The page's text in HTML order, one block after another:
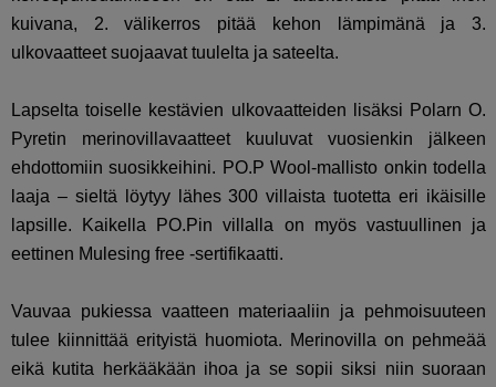
kuivana, 2. välikerros pitää kehon lämpimänä ja 3.
ulkovaatteet suojaavat tuulelta ja sateelta.
Lapselta toiselle kestävien ulkovaatteiden lisäksi Polarn O.
Pyretin merinovillavaatteet kuuluvat vuosienkin jälkeen
ehdottomiin suosikkeihini. PO.P Wool-mallisto onkin todella
laaja – sieltä löytyy lähes 300 villaista tuotetta eri ikäisille
lapsille. Kaikella PO.Pin villalla on myös vastuullinen ja
eettinen Mulesing free -sertifikaatti.
Vauvaa pukiessa vaatteen materiaaliin ja pehmoisuuteen
tulee kiinnittää erityistä huomiota. Merinovilla on pehmeää
eikä kutita herkääkään ihoa ja se sopii siksi niin suoraan